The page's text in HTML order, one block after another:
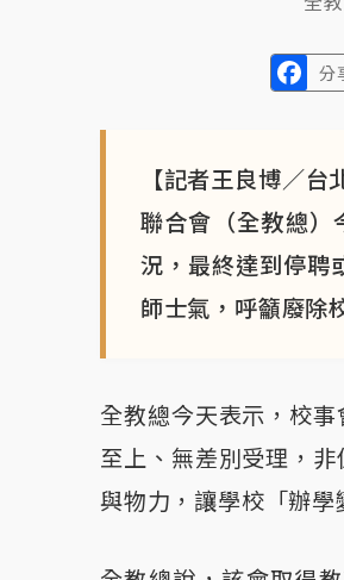
分
【記者王良博／
聯合會（全教總）
況，最終達到停聘
師士氣，呼籲廢除
全教總今天表示，校
至上、無差別受理，
與物力，讓學校「辦學